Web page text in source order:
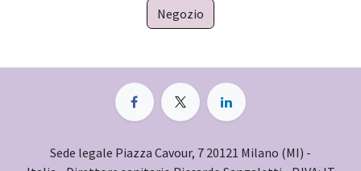
Negozio
Sede legale Piazza Cavour, 7 20121 Milano (MI) -